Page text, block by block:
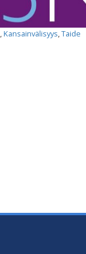
,Kansainvälisyys,Taide